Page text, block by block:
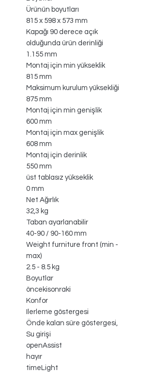
Ürünün boyutları
815 x 598 x 573 mm
Kapağı 90 derece açık
olduğunda ürün derinliği
1.155 mm
Montaj için min yükseklik
815 mm
Maksimum kurulum yüksekliği
875 mm
Montaj için min genişlik
600 mm
Montaj için max genişlik
608 mm
Montaj için derinlik
550 mm
üst tablasız yükseklik
0 mm
Net Ağırlık
32,3 kg
Taban ayarlanabilir
40-90 / 90-160 mm
Weight furniture front (min -
max)
2.5 - 8.5 kg
Boyutlar
öncekisonraki
Konfor
Ilerleme göstergesi
Önde kalan süre göstergesi,
Su girişi
openAssist
hayır
timeLight